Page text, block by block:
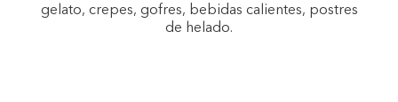
gelato, crepes, gofres, bebidas calientes, postres
de helado.